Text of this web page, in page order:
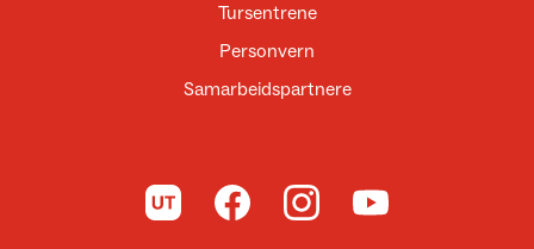
Tursentrene
Personvern
Samarbeidspartnere
Til UT.no Til DNT på Facebook
Til DNT på Instagram
Til DNT på YouTube